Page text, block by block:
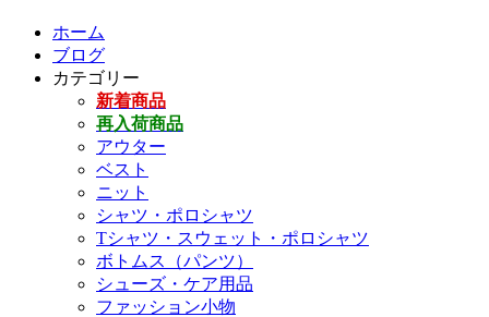
ホーム
ブログ
カテゴリー
新着商品
再入荷商品
アウター
ベスト
ニット
シャツ・ポロシャツ
Tシャツ・スウェット・ポロシャツ
ボトムス（パンツ）
シューズ・ケア用品
ファッション小物